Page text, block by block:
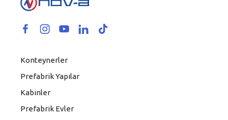
Konteynerler
Prefabrik Yapılar
Kabinler
Prefabrik Evler